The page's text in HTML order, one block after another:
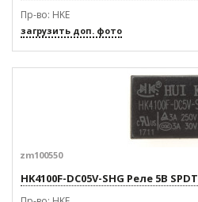
Пр-во: HKE
загрузить доп. фото
zm100550
HK4100F-DC05V-SHG Реле 5В SPDT